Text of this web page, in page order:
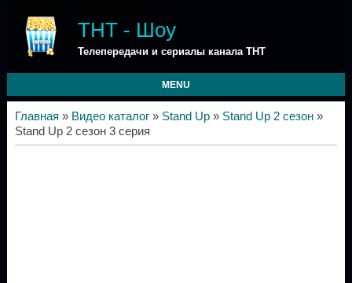
ТНТ - Шоу
Телепередачи и сериалы канала ТНТ
MENU
Главная » Видео каталог» Stand Up» Stand Up 2 сезон»
Stand Up 2 сезон 3 серия